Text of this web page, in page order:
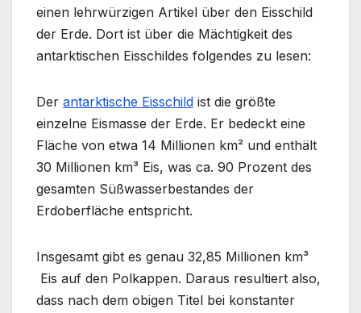
einen lehrwürzigen Artikel über den Eisschild
der Erde. Dort ist über die Mächtigkeit des
antarktischen Eisschildes folgendes zu lesen:
Der antarktische Eisschild ist die größte
einzelne Eismasse der Erde. Er bedeckt eine
Fläche von etwa 14 Millionen km² und enthält
30 Millionen km³ Eis, was ca. 90 Prozent des
gesamten Süßwasserbestandes der
Erdoberfläche entspricht.
Insgesamt gibt es genau 32,85 Millionen km³
Eis auf den Polkappen. Daraus resultiert also,
dass nach dem obigen Titel bei konstanter